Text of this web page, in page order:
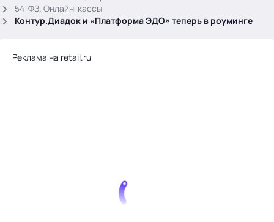
54-ФЗ. Онлайн-кассы
Контур.Диадок и «Платформа ЭДО» теперь в роуминге
Реклама на retail.ru